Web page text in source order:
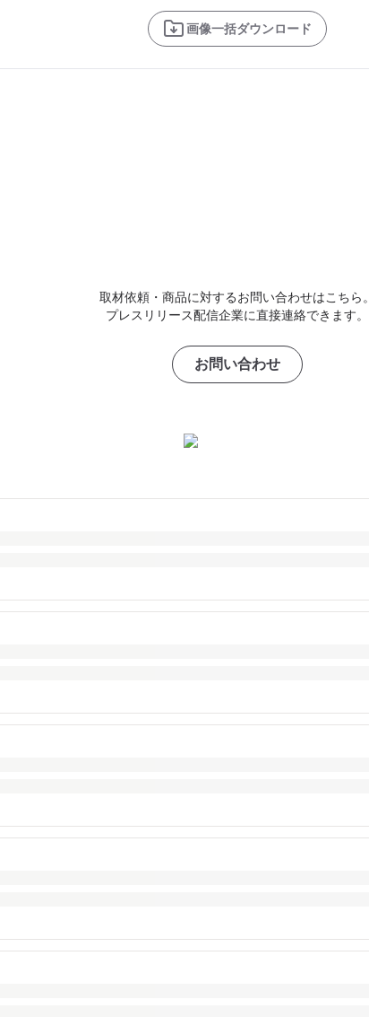
画像一括ダウンロード
取材依頼・商品に対するお問い合わせはこちら。
プレスリリース配信企業に直接連絡できます。
お問い合わせ